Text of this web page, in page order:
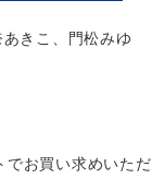
きこ、門松みゆ
でお買い求めいただ